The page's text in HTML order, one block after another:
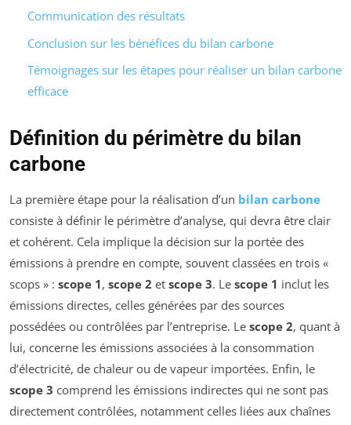
Communication des résultats
Conclusion sur les bénéfices du bilan carbone
Témoignages sur les étapes pour réaliser un bilan carbone
efficace
Définition du périmètre du bilan
carbone
La première étape pour la réalisation d’un bilan carbone
consiste à définir le périmètre d’analyse, qui devra être clair
et cohérent. Cela implique la décision sur la portée des
émissions à prendre en compte, souvent classées en trois «
scops » : scope 1, scope 2 et scope 3. Le scope 1 inclut les
émissions directes, celles générées par des sources
possédées ou contrôlées par l’entreprise. Le scope 2, quant à
lui, concerne les émissions associées à la consommation
d’électricité, de chaleur ou de vapeur importées. Enfin, le
scope 3 comprend les émissions indirectes qui ne sont pas
directement contrôlées, notamment celles liées aux chaînes